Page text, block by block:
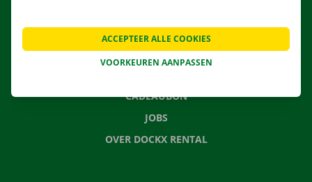
CONTACTEER ONS
VEELGESTELDE VRAGEN
CADEAUBON
JOBS
OVER DOCKX RENTAL
VOORKEUREN AANPASSEN
ACCEPTEER ALLE COOKIES